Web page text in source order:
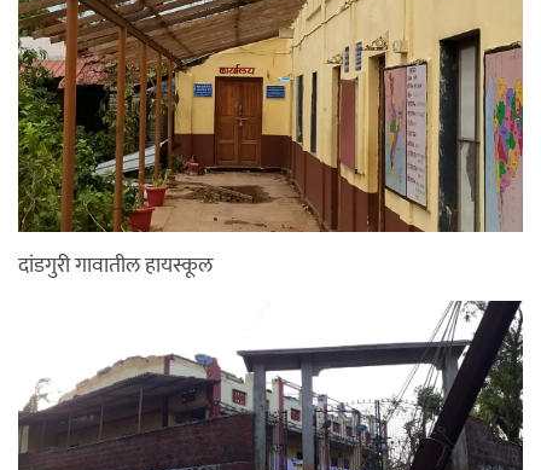
दांडगुरी गावातील हायस्कूल